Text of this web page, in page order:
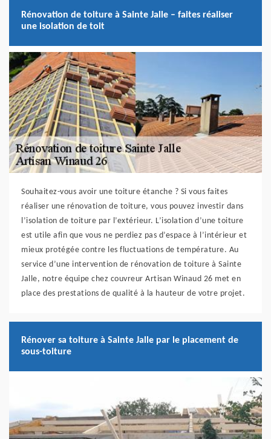
Rénovation de toiture à Sainte Jalle – faites réaliser
une isolation de toit
Souhaitez-vous avoir une toiture étanche ? Si vous faites
réaliser une rénovation de toiture, vous pouvez investir dans
l’isolation de toiture par l’extérieur. L’isolation d’une toiture
est utile afin que vous ne perdiez pas d’espace à l’intérieur et
mieux protégée contre les fluctuations de température. Au
service d’une intervention de rénovation de toiture à Sainte
Jalle, notre équipe chez couvreur Artisan Winaud 26 met en
place des prestations de qualité à la hauteur de votre projet.
Rénover sa toiture à Sainte Jalle par le placement de
sous-toiture